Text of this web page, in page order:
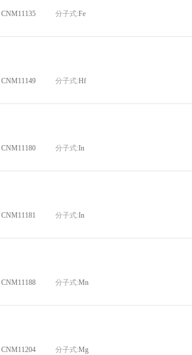
CNM11135 分子式:Fe
CNM11149 分子式:Hf
CNM11180 分子式:In
CNM11181 分子式:In
CNM11188 分子式:Mn
CNM11204 分子式:Mg